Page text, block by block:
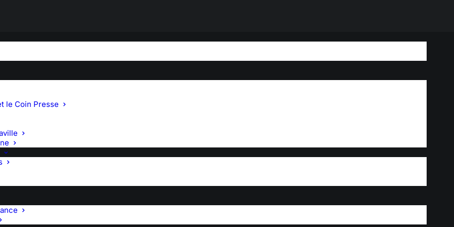
le Coin Presse
DE BRAZZA